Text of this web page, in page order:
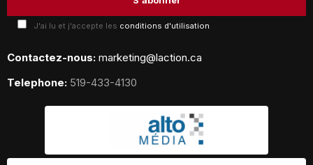
J'ai lu et j'accepte les conditions d'utilisation
Contactez-nous: marketing@laction.ca
Telephone: 519-433-4130